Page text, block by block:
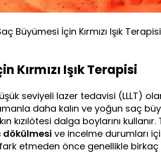
Büyümesi İçin Kırmızı Işık
Kırmızı Işık Terapisi
düşük seviyeli lazer tedavisi (LLLT)
daha kalın ve yoğun saç
kızılötesi dalga boylarını
dökülmesi ve incelme durumları
etmeden önce genellikle